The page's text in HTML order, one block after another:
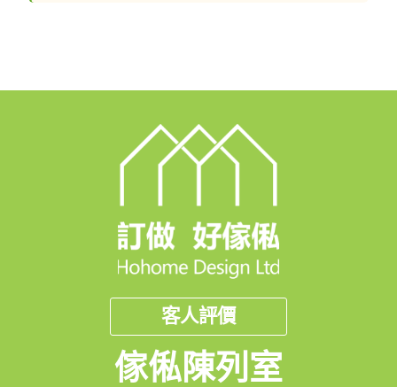
時間：星期一至日 10:00-19:00)
✨✨✨訂造好傢俬 口碑之選✨✨✨
✅首創💯%完工保證
客人評價
傢俬陳列室